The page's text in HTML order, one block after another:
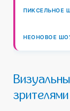
Визуальный эффект и восприятие
зрителями